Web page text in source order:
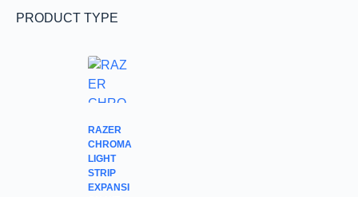
PRODUCT TYPE
RAZER
CHROMA
LIGHT
STRIP
EXPANSI